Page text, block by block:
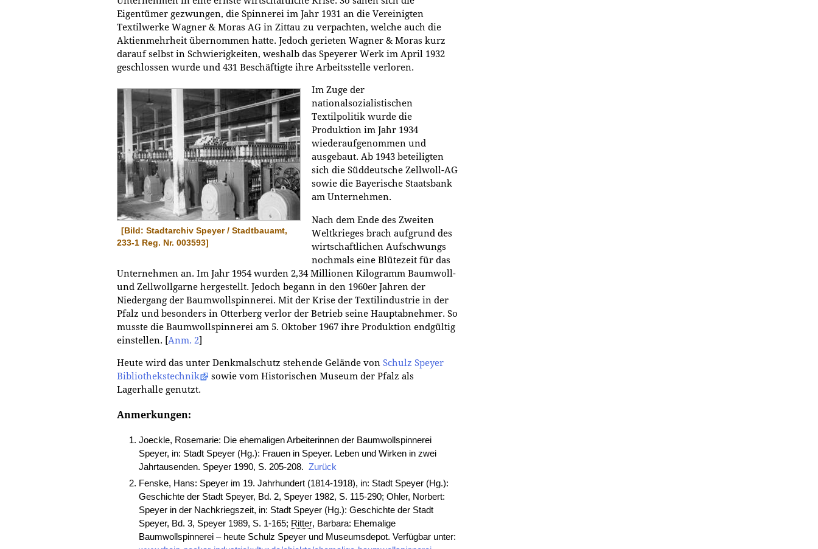
Eigentümer gezwungen, die Spinnerei im Jahr 1931 an die Vereinigten
Textilwerke Wagner & Moras AG in Zittau zu verpachten, welche auch die
Aktienmehrheit übernommen hatte. Jedoch gerieten Wagner & Moras kurz
darauf selbst in Schwierigkeiten, weshalb das Speyerer Werk im April 1932
geschlossen wurde und 431 Beschäftigte ihre Arbeitsstelle verloren.
[Bild: Stadtarchiv Speyer / Stadtbauamt,
233-1 Reg. Nr. 003593]
Im Zuge der
nationalsozialistischen
Textilpolitik wurde die
Produktion im Jahr 1934
wiederaufgenommen und
ausgebaut. Ab 1943 beteiligten
sich die Süddeutsche Zellwoll-AG
sowie die Bayerische Staatsbank
am Unternehmen.
Nach dem Ende des Zweiten
Weltkrieges brach aufgrund des
wirtschaftlichen Aufschwungs
nochmals eine Blütezeit für das
Unternehmen an. Im Jahr 1954 wurden 2,34 Millionen Kilogramm Baumwoll-
und Zellwollgarne hergestellt. Jedoch begann in den 1960er Jahren der
Niedergang der Baumwollspinnerei. Mit der Krise der Textilindustrie in der
Pfalz und besonders in Otterberg verlor der Betrieb seine Hauptabnehmer. So
musste die Baumwollspinnerei am 5. Oktober 1967 ihre Produktion endgültig
einstellen. [Anm. 2]
Heute wird das unter Denkmalschutz stehende Gelände von Schulz Speyer
Bibliothekstechnik
sowie vom Historischen Museum der Pfalz als
Lagerhalle genutzt.
Anmerkungen:
Joeckle, Rosemarie: Die ehemaligen Arbeiterinnen der Baumwollspinnerei
Speyer, in: Stadt Speyer (Hg.): Frauen in Speyer. Leben und Wirken in zwei
Jahrtausenden. Speyer 1990, S. 205-208. Zurück
Fenske, Hans: Speyer im 19. Jahrhundert (1814-1918), in: Stadt Speyer (Hg.):
Geschichte der Stadt Speyer, Bd. 2, Speyer 1982, S. 115-290; Ohler, Norbert:
Speyer in der Nachkriegszeit, in: Stadt Speyer (Hg.): Geschichte der Stadt
Speyer, Bd. 3, Speyer 1989, S. 1-165; Ritter, Barbara: Ehemalige
Baumwollspinnerei – heute Schulz Speyer und Museumsdepot. Verfügbar unter: